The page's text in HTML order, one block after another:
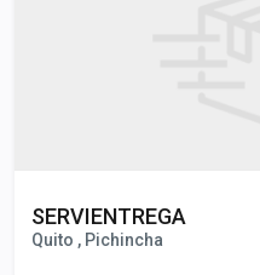
SERVIENTREGA
Quito , Pichincha